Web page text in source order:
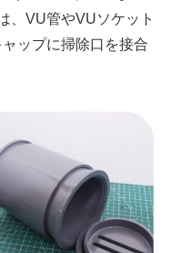
、VU管やVUソケット
ップに掃除口を接合